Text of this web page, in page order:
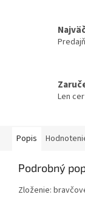
Len
Popis
Podrobný
Zloženie: